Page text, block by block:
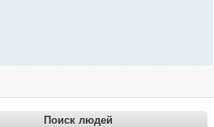
Поиск людей